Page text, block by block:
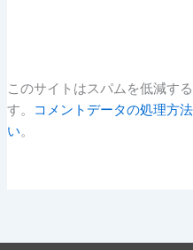
このサイトはスパムを低減す
す。
コメントデータの処理方
い。